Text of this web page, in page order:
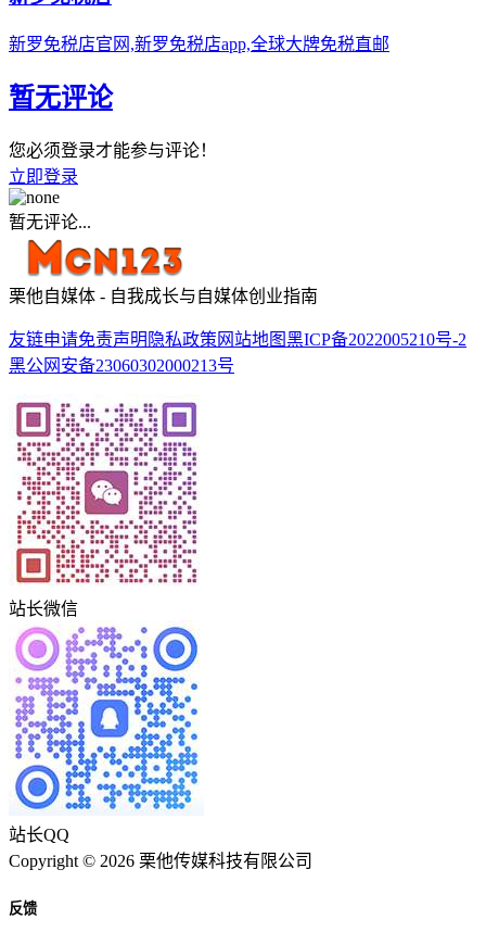
新罗免税店官网,新罗免税店app,全球大牌免税直邮
暂无评论
您必须登录才能参与评论！
立即登录
暂无评论...
栗他自媒体 - 自我成长与自媒体创业指南
友链申请免责声明 隐私政策 网站地图黑ICP备2022005210号-2
黑公网安备23060302000213号
站长微信
站长QQ
Copyright © 2026 栗他传媒科技有限公司
反馈